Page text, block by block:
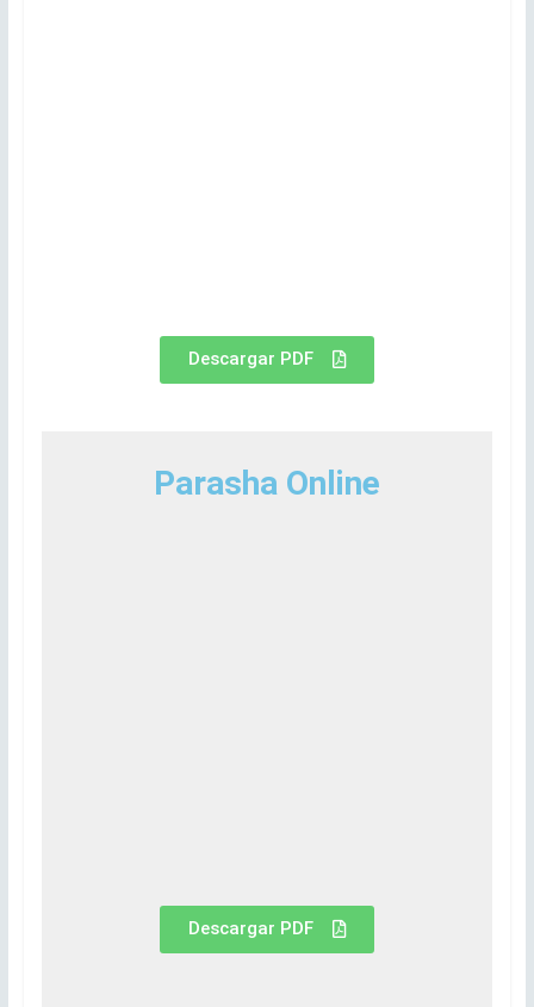
Descargar PDF
Parasha Online
Descargar PDF